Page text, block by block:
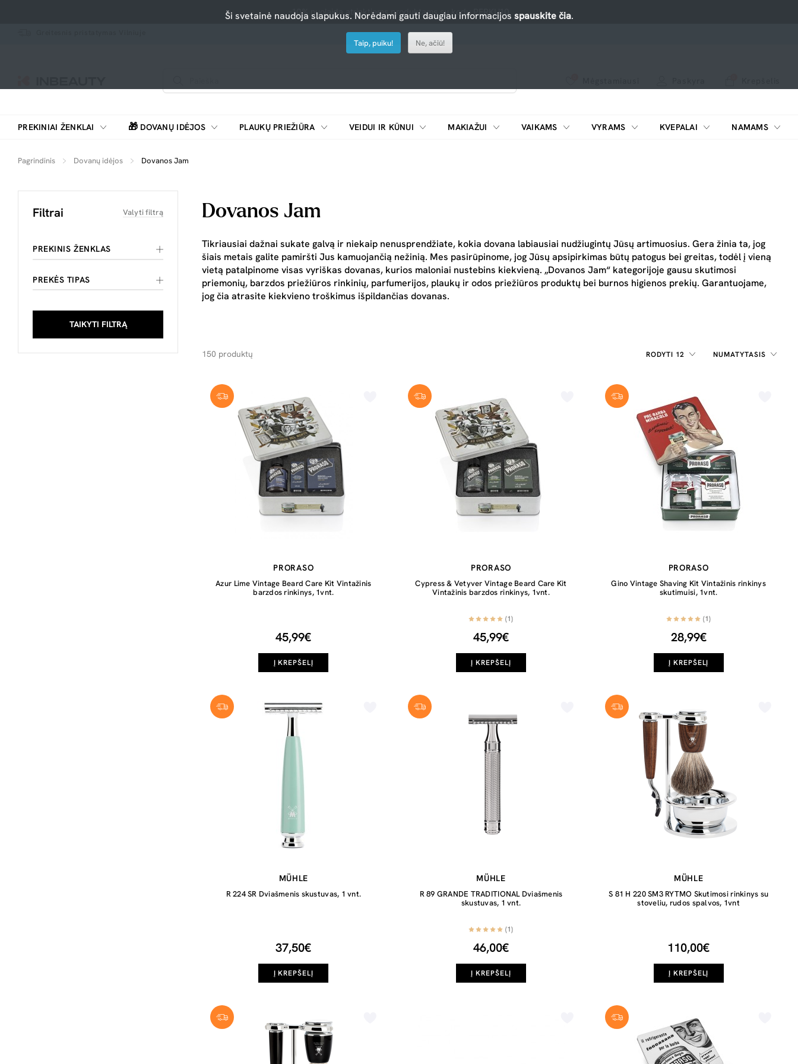
-10% nuolaida atrinktiems produktams su kodu PERKU10
PREKINIAI ŽENKLAI 🎁 DOVANŲ IDĖJOS PLAUKŲ PRIEŽIŪRA VEIDUI IR KŪNUI MAKIAŽUI VAIKAMS VYRAMS KVEPALAI NAMAMS
Pagrindinis Dovanų idėjos Dovanos Jam
Filtrai Valyti filtrą
PREKINIS ŽENKLAS
PREKĖS TIPAS
TAIKYTI FILTRĄ
Dovanos Jam
Tikriausiai dažnai sukate galvą ir niekaip nenusprendžiate, kokia dovana labiausiai nudžiugintų Jūsų artimuosius. Gera žinia ta, jog
šiais metais galite pamiršti Jus kamuojančią nežinią. Mes pasirūpinome, jog Jūsų apsipirkimas būtų patogus bei greitas, todėl į vieną
vietą patalpinome visas vyriškas dovanas, kurios maloniai nustebins kiekvieną. „Dovanos Jam“ kategorijoje gausu skutimosi
priemonių, barzdos priežiūros rinkinių, parfumerijos, plaukų ir odos priežiūros produktų bei burnos higienos prekių. Garantuojame,
jog čia atrasite kiekvieno troškimus išpildančias dovanas.
RODYTI 12 NUMATYTASIS
150 produktų
PRORASO
Azur Lime Vintage Beard Care Kit Vintažinis
barzdos rinkinys, 1vnt.
45,99€
Į KREPŠELĮ
PRORASO
Cypress & Vetyver Vintage Beard Care Kit
Vintažinis barzdos rinkinys, 1vnt.
(1)
45,99€
Į KREPŠELĮ
PRORASO
Gino Vintage Shaving Kit Vintažinis rinkinys
skutimuisi, 1vnt.
(1)
28,99€
Į KREPŠELĮ
MÜHLE
R 224 SR Dviašmenis skustuvas, 1 vnt.
37,50€
Į KREPŠELĮ
MÜHLE
R 89 GRANDE TRADITIONAL Dviašmenis
skustuvas, 1 vnt.
(1)
46,00€
Į KREPŠELĮ
MÜHLE
S 81 H 220 SM3 RYTMO Skutimosi rinkinys su
stoveliu, rudos spalvos, 1vnt
110,00€
Į KREPŠELĮ
Ši svetainė naudoja slapukus. Norėdami gauti daugiau informacijos spauskite čia.
Taip, puiku! Ne, ačiū!